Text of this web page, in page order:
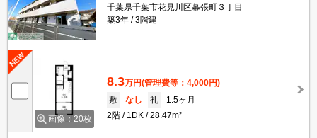
千葉県千葉市花見川区幕張町３丁目
築3年
3階建
画像：20枚
8.3万円(管理費等：4,000円)
敷
なし 礼
1.5ヶ月
2階
1DK 28.47m²